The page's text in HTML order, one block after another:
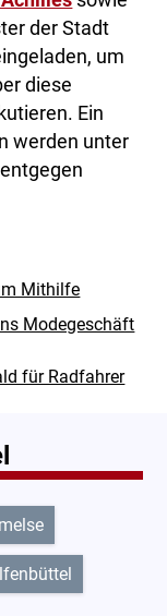
der Stadt
um
diese
Ein
werden unter
Mithilfe
Modegeschäft
für Radfahrer